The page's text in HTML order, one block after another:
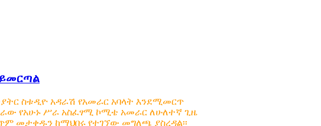
ስቱዲዮ አዳራሽ የአመራር አባላት እንደሚመርጥ
የአሁኑ ሥራ አስፈፃሚ ኮሚቴ አመራር ለሁለተኛ ጊዜ
መታቀዱን ከማህበሩ የተገኘው መግለጫ ያስረዳል፡፡